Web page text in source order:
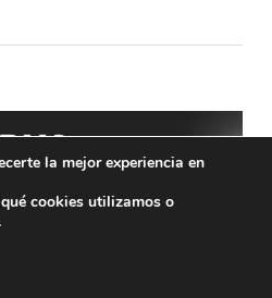
la mejor experiencia en
cookies utilizamos o